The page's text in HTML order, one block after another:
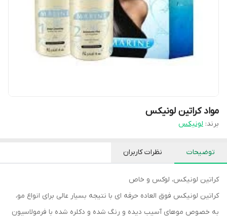
مواد کراتین لونیکس
برند: لونیکس
توضیحات نظرات کاربران
کراتین لونیکس، لوکس و خاص
کراتین لونیکس فوق العاده حرفه ای با نتیجه بسیار عالی برای انواع مو،
به خصوص موهای آسیب دیده و رنگ شده و دکلره شده با فرمولاسیون